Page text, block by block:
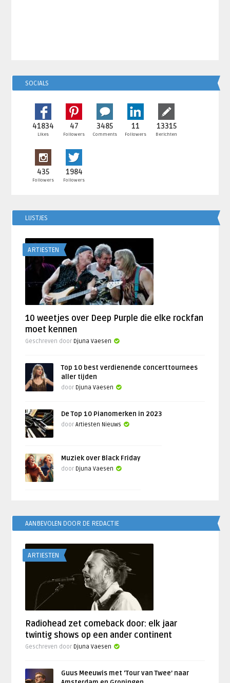
SOCIALS
41834
Likes
47
Followers
3485
Comments
11
Followers
13315
Berichten
435
Followers
1984
Followers
LIJSTJES
ARTIESTEN
10 weetjes over Deep Purple die elke rockfan
moet kennen
Geschreven door Djuna Vaesen
Top 10 best verdienende concerttournees
aller tijden
door Djuna Vaesen
De Top 10 Pianomerken in 2023
doorArtiesten Nieuws
Muziek over Black Friday
door Djuna Vaesen
AANBEVOLEN DOOR DE REDACTIE
ARTIESTEN
Radiohead zet comeback door: elk jaar
twintig shows op een ander continent
Geschreven door Djuna Vaesen
Guus Meeuwis met ‘Tour van Twee’ naar